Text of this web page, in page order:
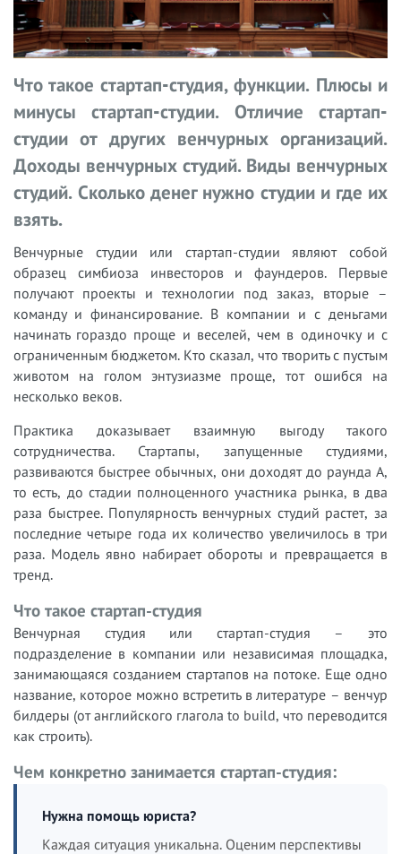
Что такое стартап-студия, функции. Плюсы и
минусы стартап-студии. Отличие стартап-
студии от других венчурных организаций.
Доходы венчурных студий. Виды венчурных
студий. Сколько денег нужно студии и где их
взять.
Венчурные студии или стартап-студии являют собой
образец симбиоза инвесторов и фаундеров. Первые
получают проекты и технологии под заказ, вторые –
команду и финансирование. В компании и с деньгами
начинать гораздо проще и веселей, чем в одиночку и с
ограниченным бюджетом. Кто сказал, что творить с пустым
животом на голом энтузиазме проще, тот ошибся на
несколько веков.
Практика доказывает взаимную выгоду такого
сотрудничества. Стартапы, запущенные студиями,
развиваются быстрее обычных, они доходят до раунда A,
то есть, до стадии полноценного участника рынка, в два
раза быстрее. Популярность венчурных студий растет, за
последние четыре года их количество увеличилось в три
раза. Модель явно набирает обороты и превращается в
тренд.
Что такое стартап-студия
Венчурная студия или стартап-студия – это
подразделение в компании или независимая площадка,
занимающаяся созданием стартапов на потоке. Еще одно
название, которое можно встретить в литературе – венчур
билдеры (от английского глагола to build, что переводится
как строить).
Чем конкретно занимается стартап-студия:
Нужна помощь юриста?
Каждая ситуация уникальна. Оценим перспективы